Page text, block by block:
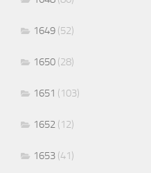
1649 (52)
1650 (28)
1651 (103)
1652 (12)
1653 (41)